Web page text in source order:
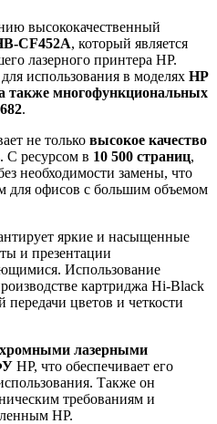
высококачественный
CF452A, который является
лазерного принтера HP.
использования в моделях HP
также многофункциональных
.
не только высокое качество
. С ресурсом в 10 500 страниц,
необходимости замены, что
для офисов с большим объемом
яркие и насыщенные
и презентации
Использование
картриджа Hi-Black
передачи цветов и четкости
лазерными
HP, что обеспечивает его
Также он
требованиям и
HP.